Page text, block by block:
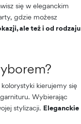
się w eleganckim
gdzie możesz
ale też i od rodzaju
kierujemy się
Wybierając
stylizacji. Eleganckie